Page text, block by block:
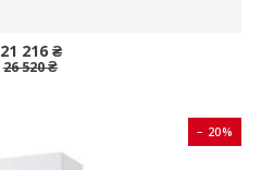
21 216 ₴
26 520 ₴
− 20%